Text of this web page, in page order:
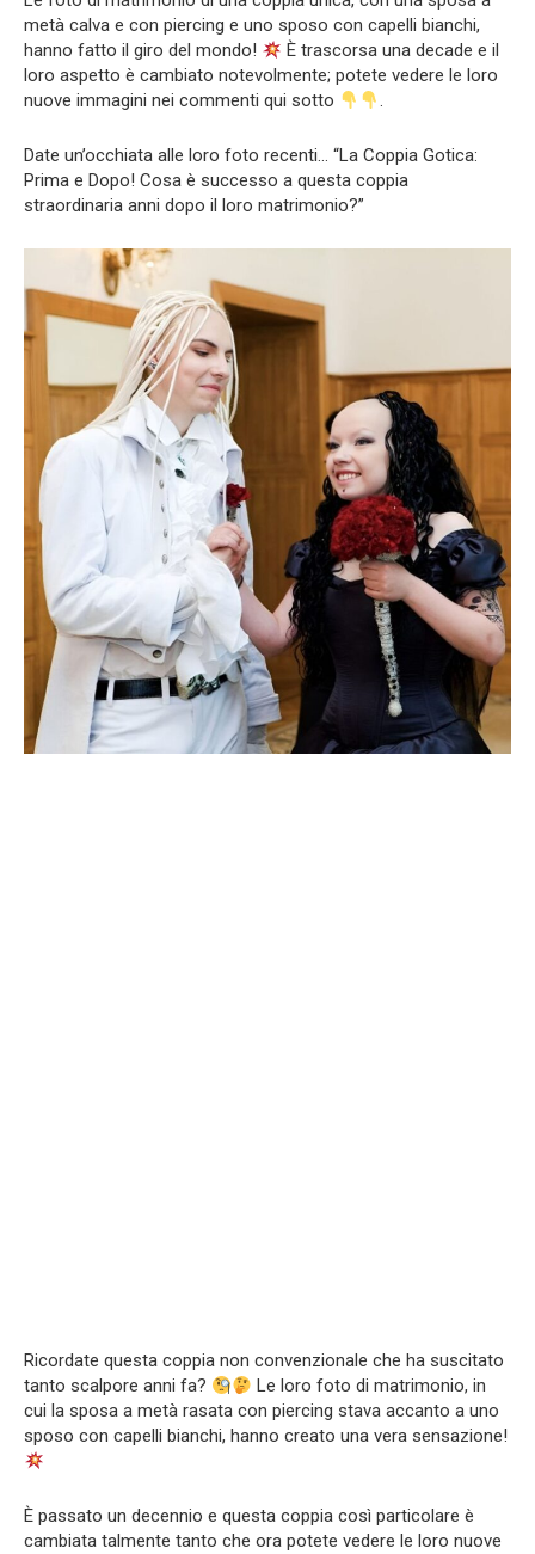
metà calva e con piercing e uno sposo con capelli bianchi,
hanno fatto il giro del mondo!
È trascorsa una decade e il
loro aspetto è cambiato notevolmente; potete vedere le loro
nuove immagini nei commenti qui sotto
.
Date un’occhiata alle loro foto recenti… “La Coppia Gotica:
Prima e Dopo! Cosa è successo a questa coppia
straordinaria anni dopo il loro matrimonio?”
Ricordate questa coppia non convenzionale che ha suscitato
tanto scalpore anni fa?
Le loro foto di matrimonio, in
cui la sposa a metà rasata con piercing stava accanto a uno
sposo con capelli bianchi, hanno creato una vera sensazione!
È passato un decennio e questa coppia così particolare è
cambiata talmente tanto che ora potete vedere le loro nuove